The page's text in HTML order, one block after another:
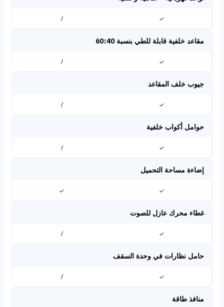
✓
/
مقاعد خلفية قابلة للطي بنسبة 60:40
✓
/
جيوب خلف المقاعد
✓
/
حوامل أكواب خلفية
✓
/
إضاءة مساحة التحميل
✓
✓
غطاء محرك عازل للصوت
✓
/
حامل نظارات في وحدة السقف
✓
/
منافذ طاقة